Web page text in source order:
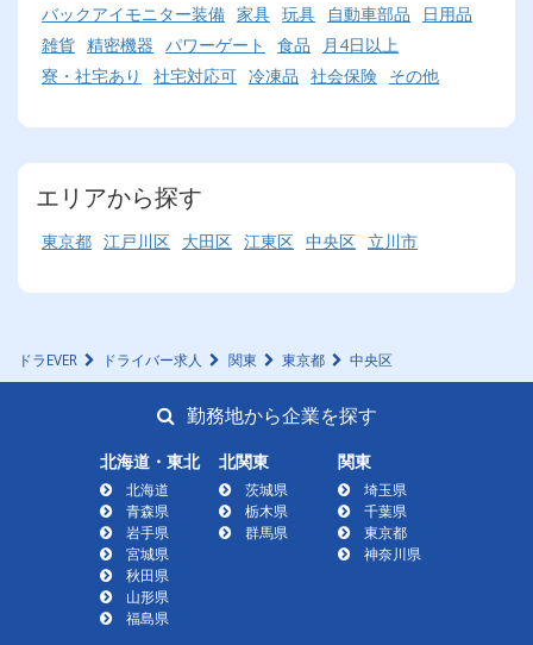
バックアイモニター装備 家具 玩具 自動車部品
日用品
雑貨 精密機器 パワーゲート 食品
月4日以上
寮・社宅あり
社宅対応可 冷凍品 社会保険 その他
エリアから探す
東京都 江戸川区 大田区 江東区 中央区 立川市
ドラEVER ドライバー求人 関東 東京都 中央区
勤務地から企業を探す
北海道・東北
北海道
青森県
岩手県
宮城県
秋田県
山形県
福島県
北関東
茨城県
栃木県
群馬県
関東
埼玉県
千葉県
東京都
神奈川県